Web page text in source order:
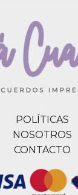
POLÍTICAS
NOSOTROS
CONTACTO